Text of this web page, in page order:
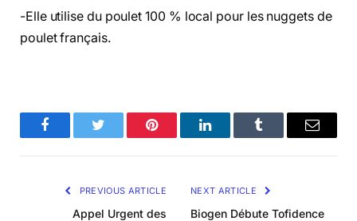
-Elle utilise du poulet 100 % local pour les nuggets de
poulet français.
FacebookTwitter Pinterest LinkedInTumblr Email
PREVIOUS ARTICLE
Appel Urgent des
NEXT ARTICLE
Biogen Débute Tofidence